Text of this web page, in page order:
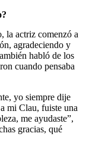
la actriz comenzó a
agradeciendo y
habló de los
cuando pensaba
yo siempre dije
mi Clau, fuiste una
me ayudaste”,
gracias, qué